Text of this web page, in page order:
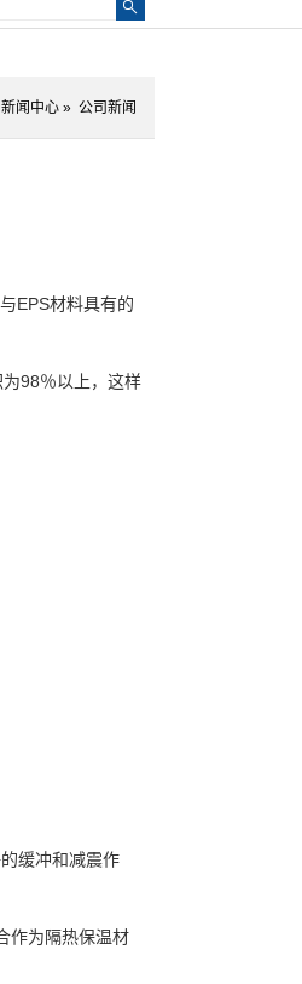
新闻中心 » 公司新闻
EPS材料具有的
98％以上，这样
缓冲和减震作
作为隔热保温材